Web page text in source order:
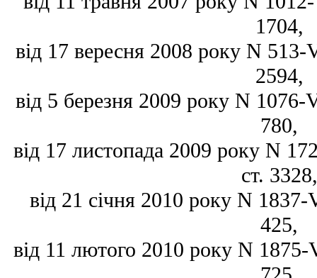
1704,
від 17 вересня 2008 року N
2594,
від 5 березня 2009 року N
780,
від 17 листопада 2009 року N
ст. 3328,
від 21 січня 2010 року N
425,
від 11 лютого 2010 року N